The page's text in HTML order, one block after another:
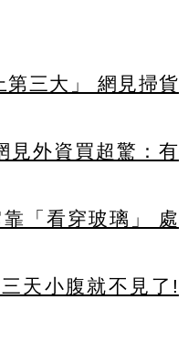
三大」 網見掃貨
見外資買超驚：有
「看穿玻璃」 處
天小腹就不見了!